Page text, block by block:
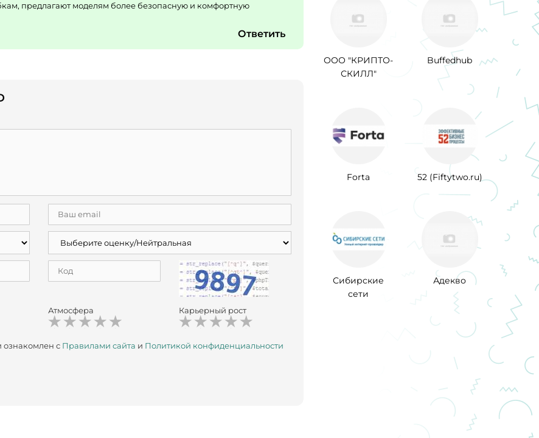
предлагают моделям более безопасную и комфортную
Ответить
Атмосфера Карьерный рост
ознакомлен с Правилами сайта и Политикой конфиденциальности
ООО "КРИПТО-
СКИЛЛ"
Buffedhub
Forta 52 (Fiftytwo.ru)
Сибирские
сети
Адекво